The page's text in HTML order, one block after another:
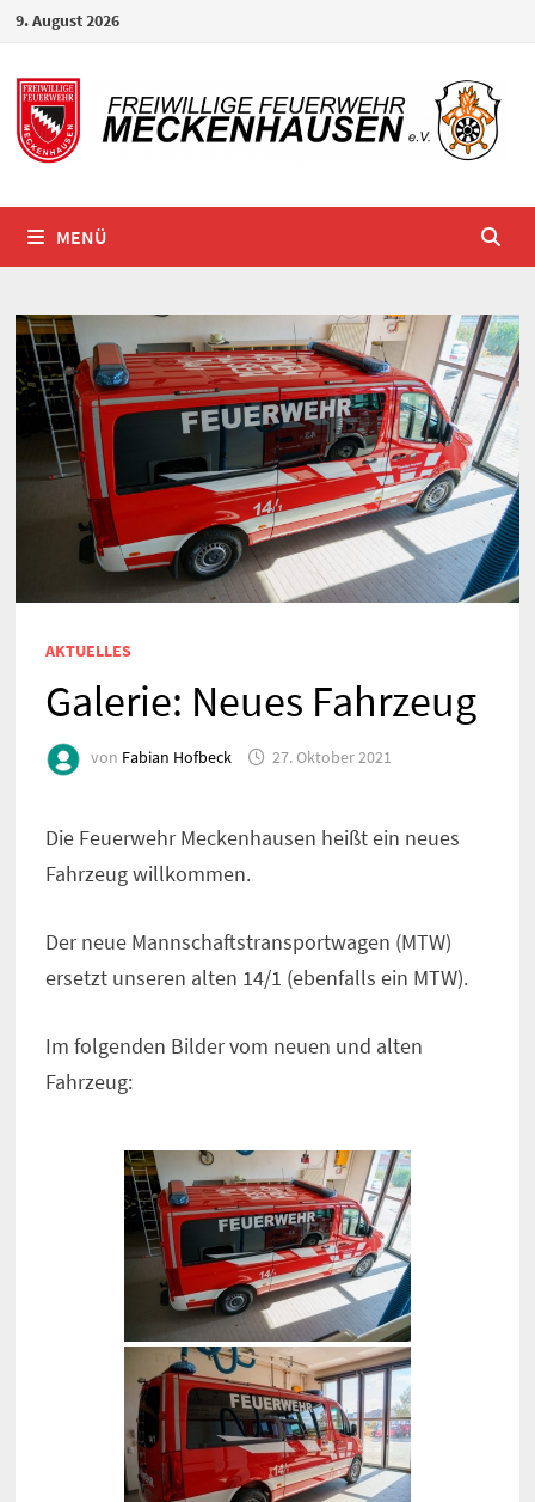
Zum
springen
9. August 2026
MENÜ
AKTUELLES
Galerie: Neues Fahrzeug
von Fabian Hofbeck 27. Oktober 2021
Die Feuerwehr Meckenhausen heißt ein neues
Fahrzeug willkommen.
Der neue Mannschaftstransportwagen (MTW)
ersetzt unseren alten 14/1 (ebenfalls ein MTW).
Im folgenden Bilder vom neuen und alten
Fahrzeug: